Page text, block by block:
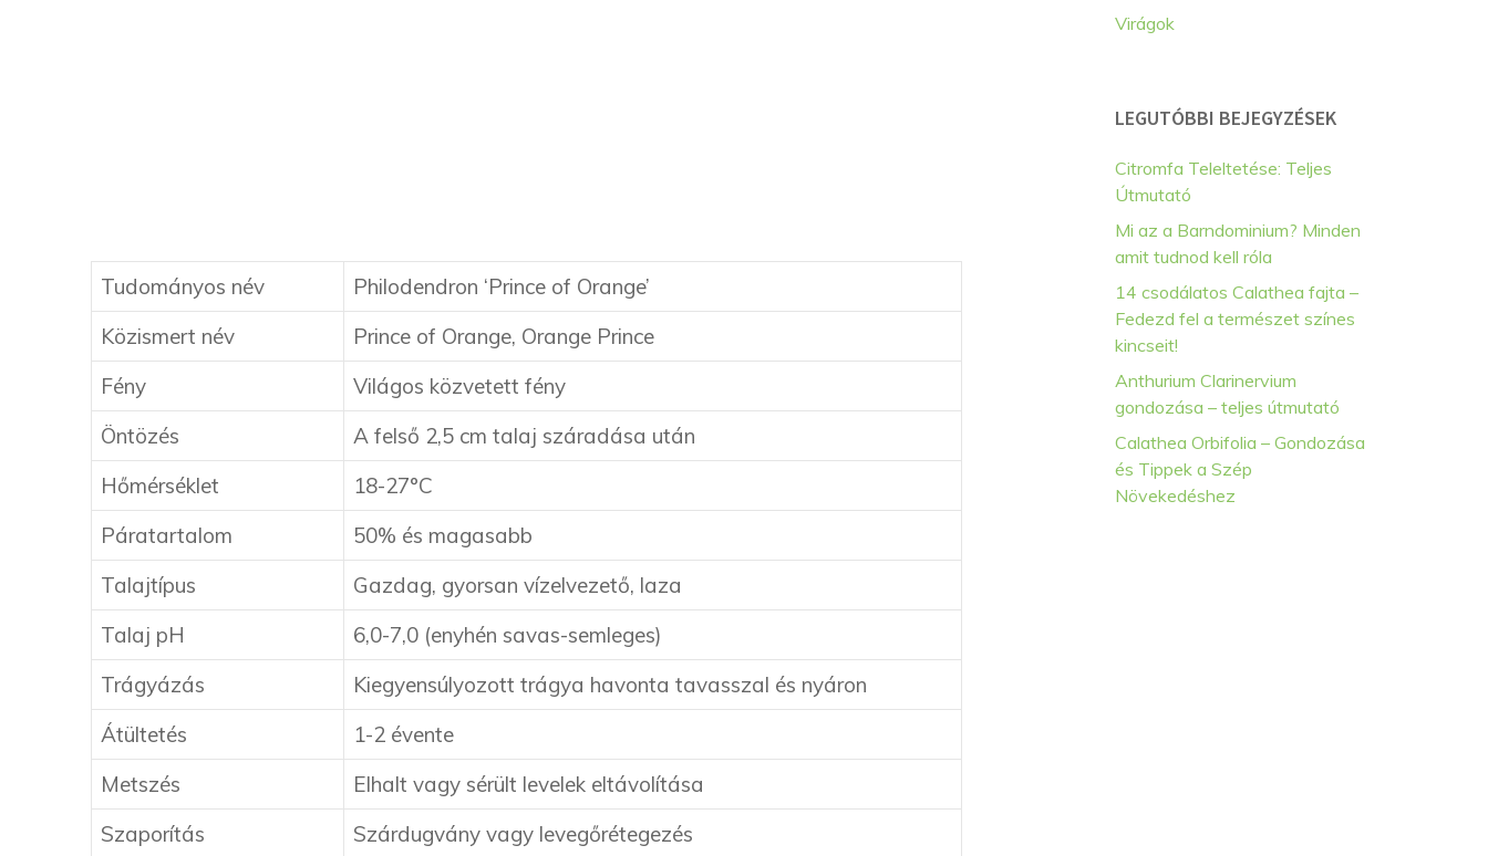
Tudományos név
Philodendron ‘Prince of Orange’
Közismert név
Prince of Orange, Orange Prince
Fény
Világos közvetett fény
Öntözés
A felső 2,5 cm talaj száradása után
Hőmérséklet
18-27°C
Páratartalom
50% és magasabb
Talajtípus
Gazdag, gyorsan vízelvezető, laza
Talaj pH
6,0-7,0 (enyhén savas-semleges)
Trágyázás
Kiegyensúlyozott trágya havonta tavasszal és nyáron
Átültetés
1-2 évente
Metszés
Elhalt vagy sérült levelek eltávolítása
Szaporítás
Szárdugvány vagy levegőrétegezés
Virágok
LEGUTÓBBI BEJEGYZÉSEK
Citromfa Teleltetése: Teljes
Útmutató
Mi az a Barndominium? Minden
amit tudnod kell róla
14 csodálatos Calathea fajta –
Fedezd fel a természet színes
kincseit!
Anthurium Clarinervium
gondozása – teljes útmutató
Calathea Orbifolia – Gondozása
és Tippek a Szép
Növekedéshez